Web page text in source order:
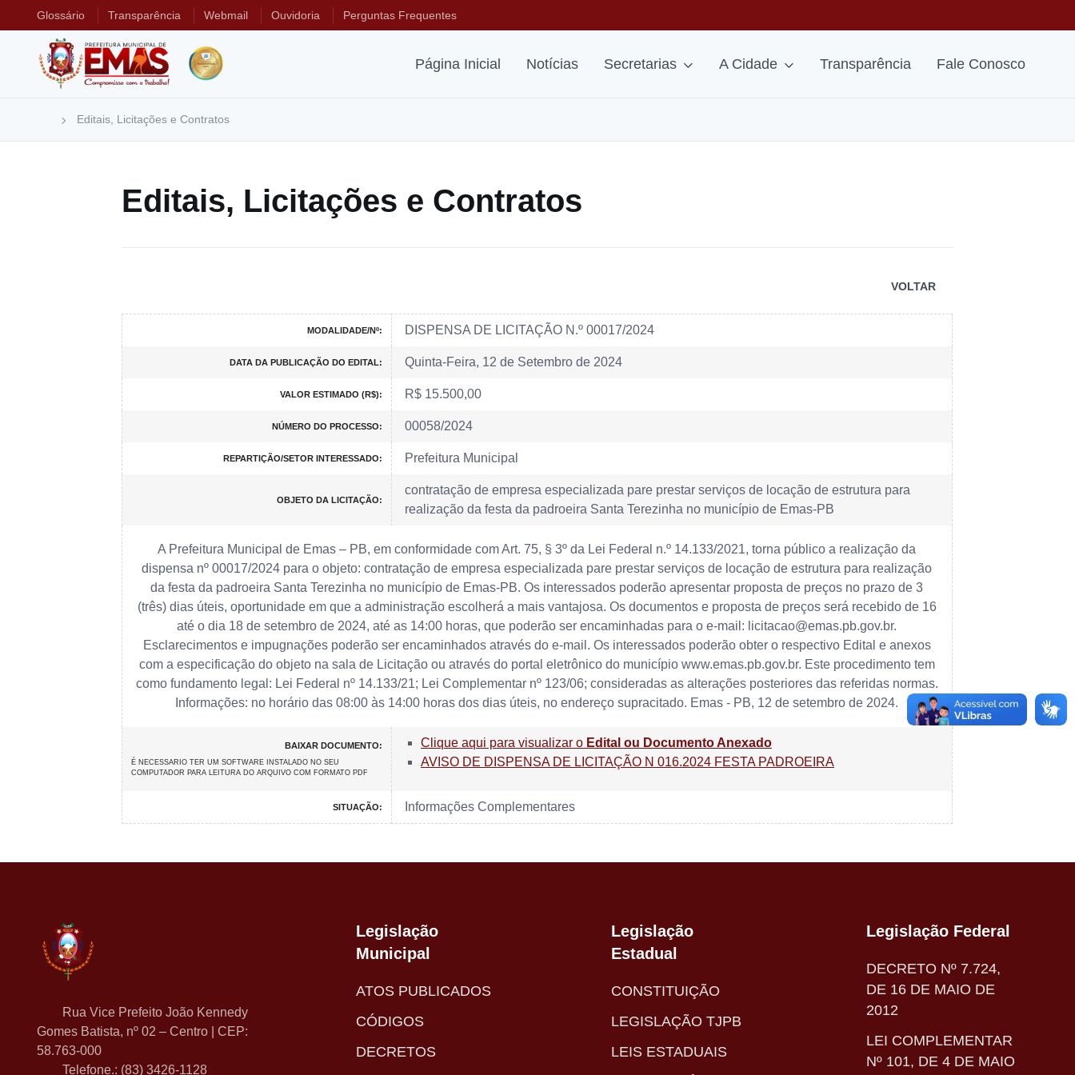
Glossário Transparência Webmail Ouvidoria Perguntas Frequentes
Página Inicial Notícias Secretarias A Cidade Transparência Fale Conosco
Editais, Licitações e Contratos
Editais, Licitações e Contratos
VOLTAR
MODALIDADE/Nº: DISPENSA DE LICITAÇÃO N.º 00017/2024
DATA DA PUBLICAÇÃO DO EDITAL: Quinta-Feira, 12 de Setembro de 2024
VALOR ESTIMADO (R$): R$ 15.500,00
NÚMERO DO PROCESSO: 00058/2024
REPARTIÇÃO/SETOR INTERESSADO: Prefeitura Municipal
OBJETO DA LICITAÇÃO:
contratação de empresa especializada pare prestar serviços de locação de estrutura para
realização da festa da padroeira Santa Terezinha no município de Emas-PB
A Prefeitura Municipal de Emas – PB, em conformidade com Art. 75, § 3º da Lei Federal n.º 14.133/2021, torna público a realização da
dispensa nº 00017/2024 para o objeto: contratação de empresa especializada pare prestar serviços de locação de estrutura para realização
da festa da padroeira Santa Terezinha no município de Emas-PB. Os interessados poderão apresentar proposta de preços no prazo de 3
(três) dias úteis, oportunidade em que a administração escolherá a mais vantajosa. Os documentos e proposta de preços será recebido de 16
até o dia 18 de setembro de 2024, até as 14:00 horas, que poderão ser encaminhadas para o e-mail: licitacao@emas.pb.gov.br.
Esclarecimentos e impugnações poderão ser encaminhados através do e-mail. Os interessados poderão obter o respectivo Edital e anexos
com a especificação do objeto na sala de Licitação ou através do portal eletrônico do município www.emas.pb.gov.br. Este procedimento tem
como fundamento legal: Lei Federal nº 14.133/21; Lei Complementar nº 123/06; consideradas as alterações posteriores das referidas normas.
Informações: no horário das 08:00 às 14:00 horas dos dias úteis, no endereço supracitado. Emas - PB, 12 de setembro de 2024.
BAIXAR DOCUMENTO:
É NECESSARIO TER UM SOFTWARE INSTALADO NO SEU
COMPUTADOR PARA LEITURA DO ARQUIVO COM FORMATO PDF
Clique aqui para visualizar o Edital ou Documento Anexado
AVISO DE DISPENSA DE LICITAÇÃO N 016.2024 FESTA PADROEIRA
SITUAÇÃO: Informações Complementares
Rua Vice Prefeito João Kennedy
Gomes Batista, nº 02 – Centro | CEP:
58.763-000
Telefone.: (83) 3426-1128
Legislação
Municipal
ATOS PUBLICADOS
CÓDIGOS
DECRETOS
Legislação
Estadual
CONSTITUIÇÃO
LEGISLAÇÃO TJPB
LEIS ESTADUAIS
Legislação Federal
DECRETO Nº 7.724,
DE 16 DE MAIO DE
2012
LEI COMPLEMENTAR
Nº 101, DE 4 DE MAIO